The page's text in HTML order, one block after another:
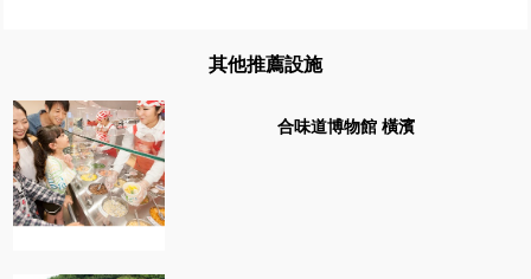
其他推薦設施
合味道博物館 橫濱